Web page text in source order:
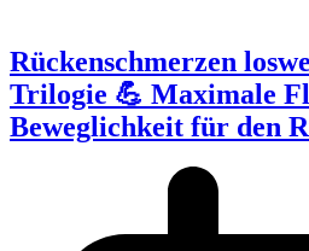
Rückenschmerzen
Trilogie 💪 Maximale
Beweglichkeit für den